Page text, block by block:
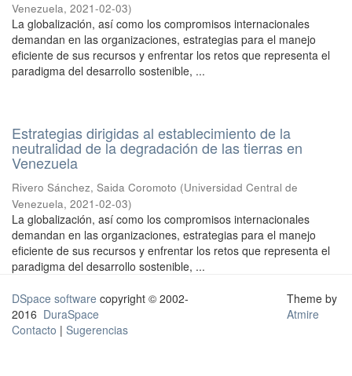
Venezuela, 2021-02-03)
La globalización, así como los compromisos internacionales
demandan en las organizaciones, estrategias para el manejo
eficiente de sus recursos y enfrentar los retos que representa el
paradigma del desarrollo sostenible, ...
Estrategias dirigidas al establecimiento de la
neutralidad de la degradación de las tierras en
Venezuela
Rivero Sánchez, Saida Coromoto (Universidad Central de
Venezuela, 2021-02-03)
La globalización, así como los compromisos internacionales
demandan en las organizaciones, estrategias para el manejo
eficiente de sus recursos y enfrentar los retos que representa el
paradigma del desarrollo sostenible, ...
DSpace software copyright © 2002-
2016 DuraSpace
Contacto | Sugerencias
Theme by
Atmire